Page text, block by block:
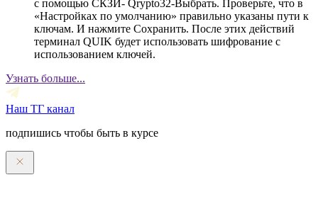
с помощью СКЗИ- Qrypto32-Выбрать. Проверьте, что в
«Настройках по умолчанию» правильно указаны пути к
ключам. И нажмите Сохранить. После этих действий
терминал QUIK будет использовать шифрование с
использованием ключей.
Узнать больше...
Наш ТГ канал
подпишись чтобы быть в курсе